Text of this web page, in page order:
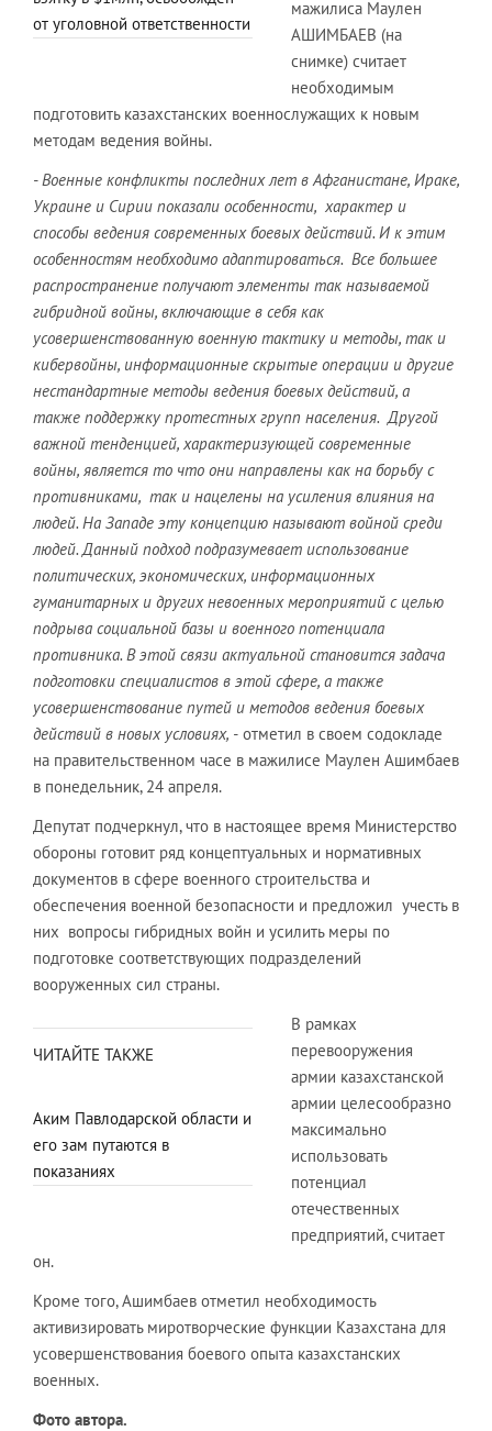
от уголовной ответственности
мажилиса Маулен
АШИМБАЕВ (на
снимке) считает
необходимым
подготовить казахстанских военнослужащих к новым
методам ведения войны.
- Военные конфликты последних лет в Афганистане, Ираке,
Украине и Сирии показали особенности, характер и
способы ведения современных боевых действий. И к этим
особенностям необходимо адаптироваться. Все большее
распространение получают элементы так называемой
гибридной войны, включающие в себя как
усовершенствованную военную тактику и методы, так и
кибервойны, информационные скрытые операции и другие
нестандартные методы ведения боевых действий, а
также поддержку протестных групп населения. Другой
важной тенденцией, характеризующей современные
войны, является то что они направлены как на борьбу с
противниками, так и нацелены на усиления влияния на
людей. На Западе эту концепцию называют войной среди
людей. Данный подход подразумевает использование
политических, экономических, информационных
гуманитарных и других невоенных мероприятий с целью
подрыва социальной базы и военного потенциала
противника. В этой связи актуальной становится задача
подготовки специалистов в этой сфере, а также
усовершенствование путей и методов ведения боевых
действий в новых условиях, - отметил в своем содокладе
на правительственном часе в мажилисе Маулен Ашимбаев
в понедельник, 24 апреля.
Депутат подчеркнул, что в настоящее время Министерство
обороны готовит ряд концептуальных и нормативных
документов в сфере военного строительства и
обеспечения военной безопасности и предложил учесть в
них вопросы гибридных войн и усилить меры по
подготовке соответствующих подразделений
вооруженных сил страны.
ЧИТАЙТЕ ТАКЖЕ
Аким Павлодарской области и
его зам путаются в
показаниях
В рамках
перевооружения
армии казахстанской
армии целесообразно
максимально
использовать
потенциал
отечественных
предприятий, считает
он.
Кроме того, Ашимбаев отметил необходимость
активизировать миротворческие функции Казахстана для
усовершенствования боевого опыта казахстанских
военных.
Фото автора.